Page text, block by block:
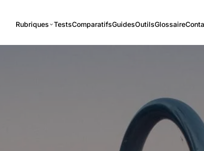
Rubriques TestsComparatifsGuidesOutilsGlossaire